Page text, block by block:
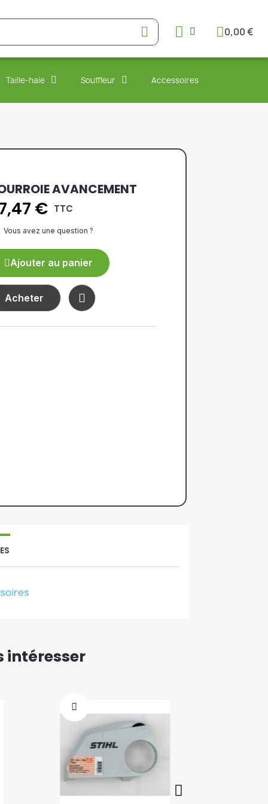
0,00 €
Taille-haie Souffleur Accessoires
AVANCEMENT
€ TTC
Vous avez une question ?
Ajouter au panier
Acheter
intéresser